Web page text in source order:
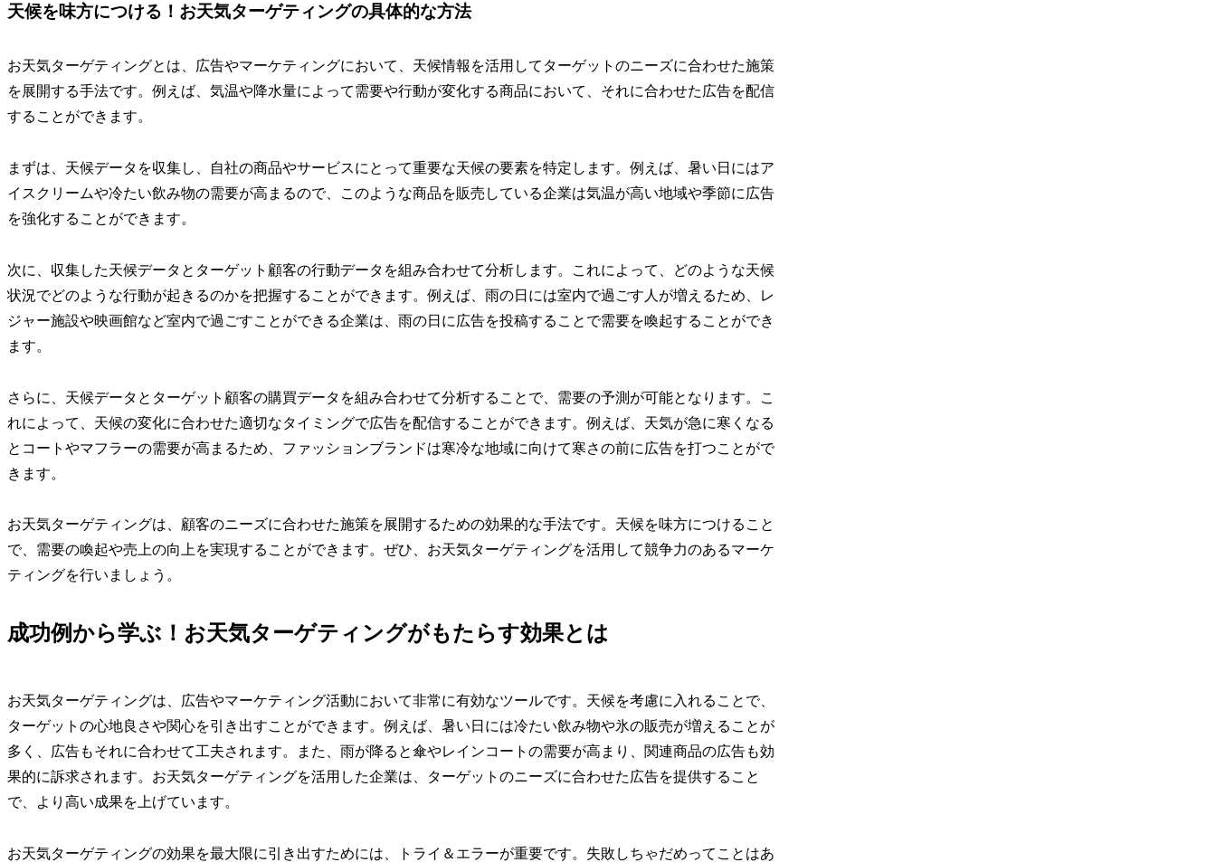
天候を味方につける！お天気ターゲティングの具体的な方法
お天気ターゲティングとは、広告やマーケティングにおいて、天候情報を活用してターゲットのニーズに合わせた施策
を展開する手法です。例えば、気温や降水量によって需要や行動が変化する商品において、それに合わせた広告を配信
することができます。
まずは、天候データを収集し、自社の商品やサービスにとって重要な天候の要素を特定します。例えば、暑い日にはア
イスクリームや冷たい飲み物の需要が高まるので、このような商品を販売している企業は気温が高い地域や季節に広告
を強化することができます。
次に、収集した天候データとターゲット顧客の行動データを組み合わせて分析します。これによって、どのような天候
状況でどのような行動が起きるのかを把握することができます。例えば、雨の日には室内で過ごす人が増えるため、レ
ジャー施設や映画館など室内で過ごすことができる企業は、雨の日に広告を投稿することで需要を喚起することができ
ます。
さらに、天候データとターゲット顧客の購買データを組み合わせて分析することで、需要の予測が可能となります。こ
れによって、天候の変化に合わせた適切なタイミングで広告を配信することができます。例えば、天気が急に寒くなる
とコートやマフラーの需要が高まるため、ファッションブランドは寒冷な地域に向けて寒さの前に広告を打つことがで
きます。
お天気ターゲティングは、顧客のニーズに合わせた施策を展開するための効果的な手法です。天候を味方につけること
で、需要の喚起や売上の向上を実現することができます。ぜひ、お天気ターゲティングを活用して競争力のあるマーケ
ティングを行いましょう。
成功例から学ぶ！お天気ターゲティングがもたらす効果とは
お天気ターゲティングは、広告やマーケティング活動において非常に有効なツールです。天候を考慮に入れることで、
ターゲットの心地良さや関心を引き出すことができます。例えば、暑い日には冷たい飲み物や氷の販売が増えることが
多く、広告もそれに合わせて工夫されます。また、雨が降ると傘やレインコートの需要が高まり、関連商品の広告も効
果的に訴求されます。お天気ターゲティングを活用した企業は、ターゲットのニーズに合わせた広告を提供すること
で、より高い成果を上げています。
お天気ターゲティングの効果を最大限に引き出すためには、トライ＆エラーが重要です。失敗しちゃだめってことはあ